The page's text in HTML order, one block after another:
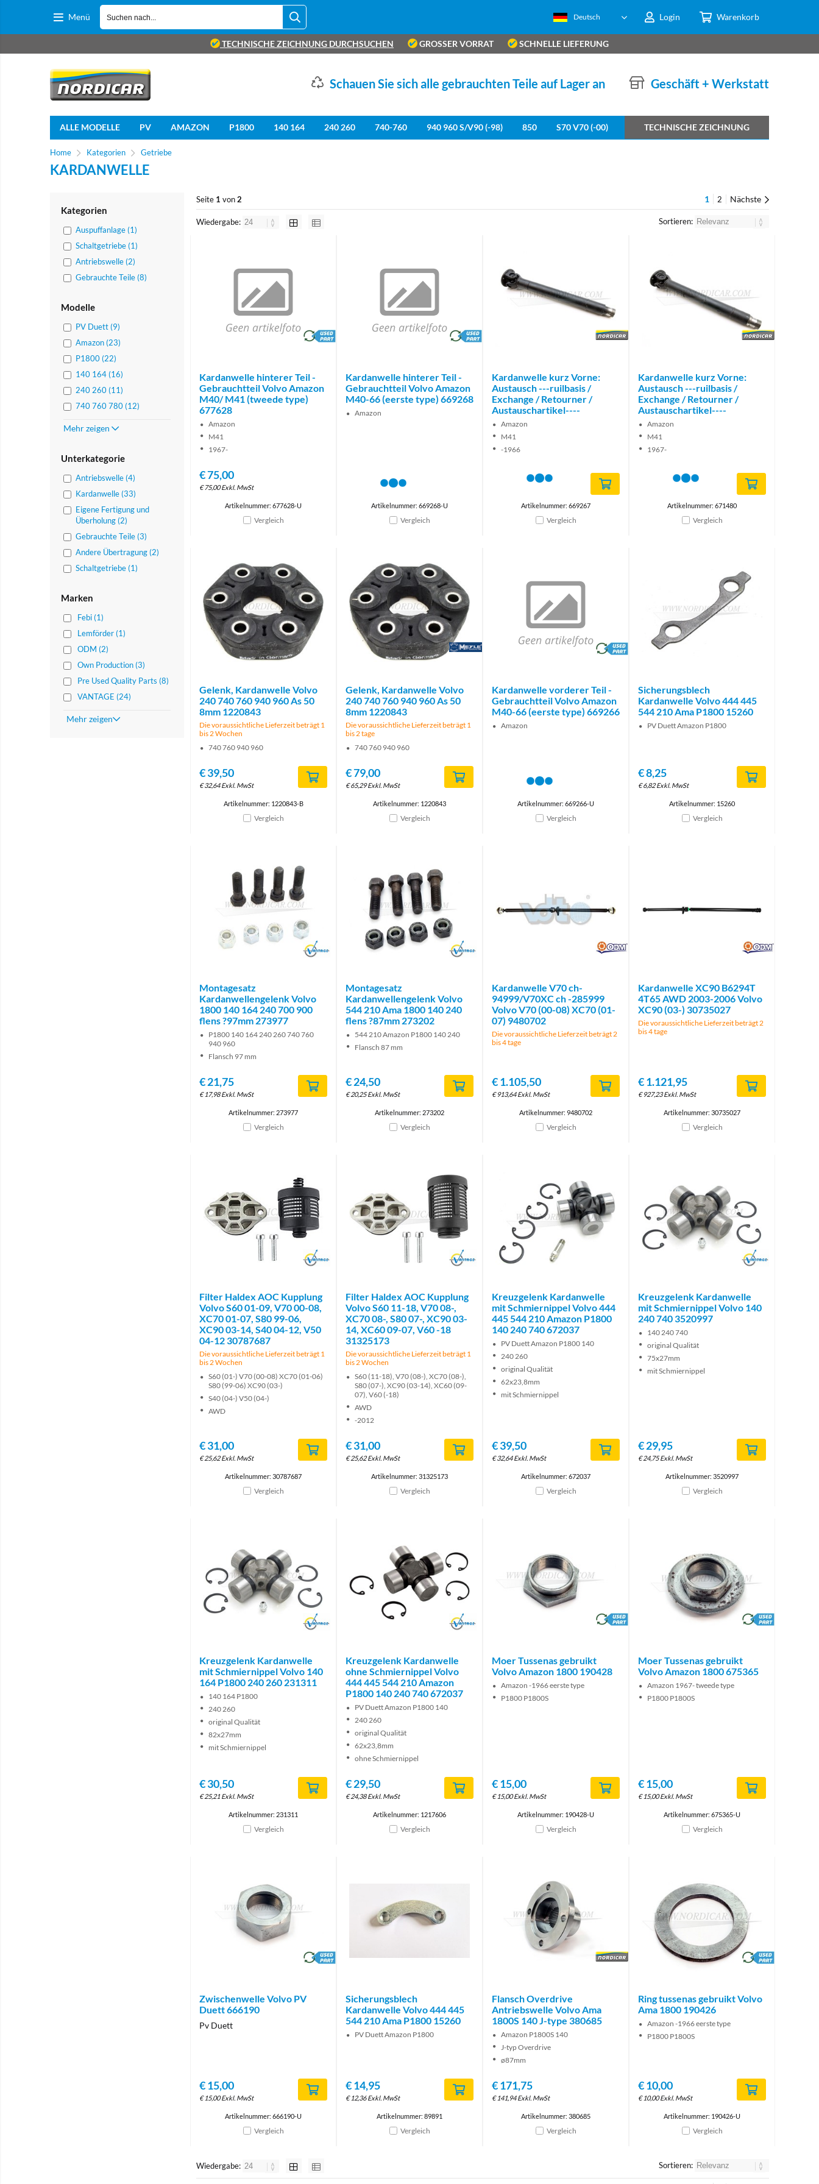
Menü Login Warenkorb
Deutsch
TECHNISCHE ZEICHNUNG DURCHSUCHEN GROSSER VORRAT SCHNELLE LIEFERUNG
Geschäft + Werkstatt
Schauen Sie sich alle gebrauchten Teile auf Lager an
ALLE MODELLE PV AMAZON P1800 140 164 240 260 740-760 940 960 S/V90 (-98) 850 S70 V70 (-00) TECHNISCHE ZEICHNUNG
Home Kategorien Getriebe
KARDANWELLE
Kategorien
Auspuffanlage (1)
Schaltgetriebe (1)
Antriebswelle (2)
Gebrauchte Teile (8)
Modelle
PV Duett (9)
Amazon (23)
P1800 (22)
140 164 (16)
240 260 (11)
740 760 780 (12)
Mehr zeigen
Unterkategorie
Antriebswelle (4)
Kardanwelle (33)
Eigene Fertigung und
Überholung (2)
Gebrauchte Teile (3)
Andere Übertragung (2)
Schaltgetriebe (1)
Marken
Febi (1)
Lemförder (1)
ODM (2)
Own Production (3)
Pre Used Quality Parts (8)
VANTAGE (24)
Mehr zeigen
Seite 1 von2 1 2 Nächste
Wiedergabe: Sortieren:
brand
Kardanwelle hinterer Teil -
Gebrauchtteil Volvo Amazon
M40/ M41 (tweede type)
677628
Amazon
M41
1967-
€75,00
€75,00 Exkl. MwSt
Artikelnummer: 677628-U
Vergleich
brand
Kardanwelle hinterer Teil -
Gebrauchtteil Volvo Amazon
M40-66 (eerste type) 669268
Amazon
Artikelnummer: 669268-U
Vergleich
Brand
Kardanwelle kurz Vorne:
Austausch ---ruilbasis /
Exchange / Retourner /
Austauschartikel----
Amazon
M41
-1966
Artikelnummer: 669267
Vergleich
Brand
Kardanwelle kurz Vorne:
Austausch ---ruilbasis /
Exchange / Retourner /
Austauschartikel----
Amazon
M41
1967-
Artikelnummer: 671480
Vergleich
Gelenk, Kardanwelle Volvo
240 740 760 940 960 As 50
8mm 1220843
Die voraussichtliche Lieferzeit beträgt 1
bis 2 Wochen
740 760 940 960
€39,50
€32,64 Exkl. MwSt
Artikelnummer: 1220843-B
Vergleich
Brand
Gelenk, Kardanwelle Volvo
240 740 760 940 960 As 50
8mm 1220843
Die voraussichtliche Lieferzeit beträgt 1
bis 2 tage
740 760 940 960
€79,00
€65,29 Exkl. MwSt
Artikelnummer: 1220843
Vergleich
brand
Kardanwelle vorderer Teil -
Gebrauchtteil Volvo Amazon
M40-66 (eerste type) 669266
Amazon
Artikelnummer: 669266-U
Vergleich
Sicherungsblech
Kardanwelle Volvo 444 445
544 210 Ama P1800 15260
PV Duett Amazon P1800
€8,25
€6,82 Exkl. MwSt
Artikelnummer: 15260
Vergleich
Brand
Montagesatz
Kardanwellengelenk Volvo
1800 140 164 240 700 900
flens ?97mm 273977
P1800 140 164 240 260 740 760
940 960
Flansch 97 mm
€21,75
€17,98 Exkl. MwSt
Artikelnummer: 273977
Vergleich
Brand
Montagesatz
Kardanwellengelenk Volvo
544 210 Ama 1800 140 240
flens ?87mm 273202
544 210 Amazon P1800 140 240
Flansch 87 mm
€24,50
€20,25 Exkl. MwSt
Artikelnummer: 273202
Vergleich
Brand
Kardanwelle V70 ch-
94999/V70XC ch -285999
Volvo V70 (00-08) XC70 (01-
07) 9480702
Die voraussichtliche Lieferzeit beträgt 2
bis 4 tage
€1.105,50
€913,64 Exkl. MwSt
Artikelnummer: 9480702
Vergleich
Brand
Kardanwelle XC90 B6294T
4T65 AWD 2003-2006 Volvo
XC90 (03-) 30735027
Die voraussichtliche Lieferzeit beträgt 2
bis 4 tage
€1.121,95
€927,23 Exkl. MwSt
Artikelnummer: 30735027
Vergleich
Brand
Filter Haldex AOC Kupplung
Volvo S60 01-09, V70 00-08,
XC70 01-07, S80 99-06,
XC90 03-14, S40 04-12, V50
04-12 30787687
Die voraussichtliche Lieferzeit beträgt 1
bis 2 Wochen
S60 (01-) V70 (00-08) XC70 (01-06)
S80 (99-06) XC90 (03-)
S40 (04-) V50 (04-)
AWD
€31,00
€25,62 Exkl. MwSt
Artikelnummer: 30787687
Vergleich
Brand
Filter Haldex AOC Kupplung
Volvo S60 11-18, V70 08-,
XC70 08-, S80 07-, XC90 03-
14, XC60 09-07, V60 -18
31325173
Die voraussichtliche Lieferzeit beträgt 1
bis 2 Wochen
S60 (11-18), V70 (08-), XC70 (08-),
S80 (07-), XC90 (03-14), XC60 (09-
07), V60 (-18)
AWD
-2012
€31,00
€25,62 Exkl. MwSt
Artikelnummer: 31325173
Vergleich
Kreuzgelenk Kardanwelle
mit Schmiernippel Volvo 444
445 544 210 Amazon P1800
140 240 740 672037
PV Duett Amazon P1800 140
240 260
original Qualität
62x23,8mm
mit Schmiernippel
€39,50
€32,64 Exkl. MwSt
Artikelnummer: 672037
Vergleich
Brand
Kreuzgelenk Kardanwelle
mit Schmiernippel Volvo 140
240 740 3520997
140 240 740
original Qualität
75x27mm
mit Schmiernippel
€29,95
€24,75 Exkl. MwSt
Artikelnummer: 3520997
Vergleich
Brand
Kreuzgelenk Kardanwelle
mit Schmiernippel Volvo 140
164 P1800 240 260 231311
140 164 P1800
240 260
original Qualität
82x27mm
mit Schmiernippel
€30,50
€25,21 Exkl. MwSt
Artikelnummer: 231311
Vergleich
Brand
Kreuzgelenk Kardanwelle
ohne Schmiernippel Volvo
444 445 544 210 Amazon
P1800 140 240 740 672037
PV Duett Amazon P1800 140
240 260
original Qualität
62x23,8mm
ohne Schmiernippel
€29,50
€24,38 Exkl. MwSt
Artikelnummer: 1217606
Vergleich
brand
Moer Tussenas gebruikt
Volvo Amazon 1800 190428
Amazon -1966 eerste type
P1800 P1800S
€15,00
€15,00 Exkl. MwSt
Artikelnummer: 190428-U
Vergleich
brand
Moer Tussenas gebruikt
Volvo Amazon 1800 675365
Amazon 1967- tweede type
P1800 P1800S
€15,00
€15,00 Exkl. MwSt
Artikelnummer: 675365-U
Vergleich
brand
Zwischenwelle Volvo PV
Duett 666190
Pv Duett
€15,00
€15,00 Exkl. MwSt
Artikelnummer: 666190-U
Vergleich
Sicherungsblech
Kardanwelle Volvo 444 445
544 210 Ama P1800 15260
PV Duett Amazon P1800
€14,95
€12,36 Exkl. MwSt
Artikelnummer: 89891
Vergleich
Brand
Flansch Overdrive
Antriebswelle Volvo Ama
1800S 140 J-type 380685
Amazon P1800S 140
J-typ Overdrive
ø87mm
€171,75
€141,94 Exkl. MwSt
Artikelnummer: 380685
Vergleich
brand
Ring tussenas gebruikt Volvo
Ama 1800 190426
Amazon -1966 eerste type
P1800 P1800S
€10,00
€10,00 Exkl. MwSt
Artikelnummer: 190426-U
Vergleich
Wiedergabe: Sortieren: